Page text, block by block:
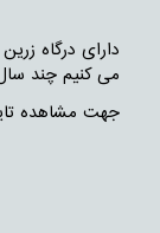
می کنیم چند
جهت مشاهده